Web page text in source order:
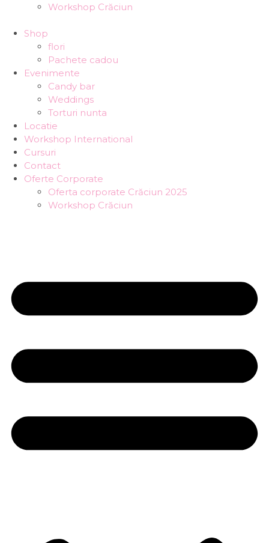
Workshop Crăciun
Shop
flori
Pachete cadou
Evenimente
Candy bar
Weddings
Torturi nunta
Locatie
Workshop International
Cursuri
Contact
Oferte Corporate
Oferta corporate Crăciun 2025
Workshop Crăciun